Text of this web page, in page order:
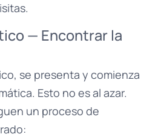
— Encontrar la
se presenta y comienza
Esto no es al azar.
un proceso de